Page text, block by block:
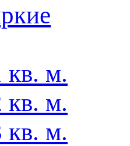
кв. м.
кв. м.
кв. м.